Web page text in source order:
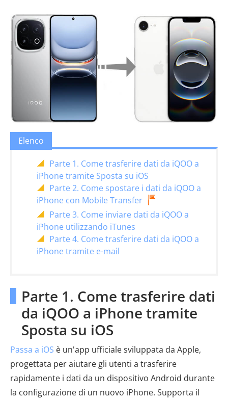
Elenco
Parte 1. Come trasferire dati da iQOO a
iPhone tramite Sposta su iOS
Parte 2. Come spostare i dati da iQOO a
iPhone con Mobile Transfer
Parte 3. Come inviare dati da iQOO a
iPhone utilizzando iTunes
Parte 4. Come trasferire dati da iQOO a
iPhone tramite e-mail
Parte 1. Come trasferire dati
da iQOO a iPhone tramite
Sposta su iOS
Passa a iOS è un'app ufficiale sviluppata da Apple,
progettata per aiutare gli utenti a trasferire
rapidamente i dati da un dispositivo Android durante
la configurazione di un nuovo iPhone. Supporta il